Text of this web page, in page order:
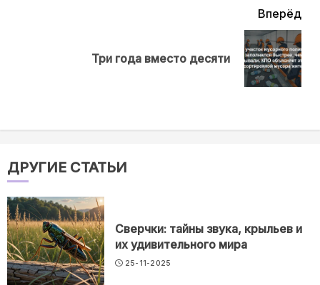
Вперёд
Три года вместо десяти
ДРУГИЕ СТАТЬИ
Сверчки: тайны звука, крыльев и
их удивительного мира
25-11-2025